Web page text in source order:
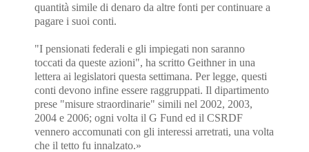
quantità simile di denaro da altre fonti per continuare a
pagare i suoi conti.
"I pensionati federali e gli impiegati non saranno
toccati da queste azioni", ha scritto Geithner in una
lettera ai legislatori questa settimana. Per legge, questi
conti devono infine essere raggruppati. Il dipartimento
prese "misure straordinarie" simili nel 2002, 2003,
2004 e 2006; ogni volta il G Fund ed il CSRDF
vennero accomunati con gli interessi arretrati, una volta
che il tetto fu innalzato.»